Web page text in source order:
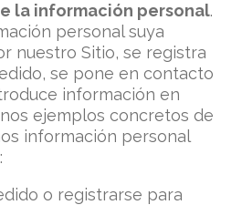
la información personal.
personal suya
nuestro Sitio, se registra
se pone en contacto
información en
ejemplos concretos de
información personal
o registrarse para